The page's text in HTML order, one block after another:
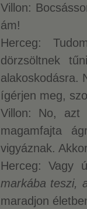
Villon:
ám!
Herceg:
dörzsöltnek
alakoskodásra.
ígérjen meg,
Villon: No, azt
magamfajta
vigyáznak.
Herceg:
markába teszi,
maradjon